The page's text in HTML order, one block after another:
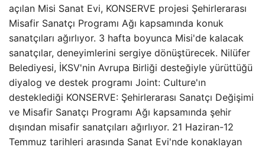
açılan Misi Sanat Evi, KONSERVE projesi Şehirlerarası
Misafir Sanatçı Programı Ağı kapsamında konuk
sanatçıları ağırlıyor. 3 hafta boyunca Misi'de kalacak
sanatçılar, deneyimlerini sergiye dönüştürecek. Nilüfer
Belediyesi, İKSV'nin Avrupa Birliği desteğiyle yürüttüğü
diyalog ve destek programı Joint: Culture'ın
desteklediği KONSERVE: Şehirlerarası Sanatçı Değişimi
ve Misafir Sanatçı Programı Ağı kapsamında şehir
dışından misafir sanatçıları ağırlıyor. 21 Haziran-12
Temmuz tarihleri ​​arasında Sanat Evi'nde konaklayan